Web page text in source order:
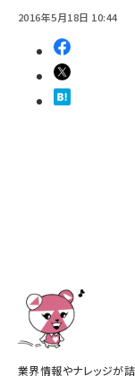
2016年5月18日 10:44
業界情報やナレッジが詰